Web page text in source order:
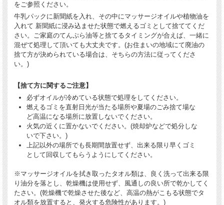
をご参照ください。
牛乳パックに新聞紙を入れ、その中にマッサージオイルや植物油を
入れて 新聞紙に浸み込ませた状態で燃えるゴミとして捨ててくだ
さい。ご家庭のてんぷら油等と捨てるタイミングが合えば、一緒に
混ぜて処理して頂いても大丈夫です。(お住まいの地域にて廃油の
捨て方が決められている場合は、そちらの方法に従ってくださ
い。)
【捨て方に関するご注意】
必ずオイルが冷めている状態で処理をしてください。
燃えるゴミを直射日光が当たる場所や夏場のごみ捨て場な
ど高温になる場所に放置しないでください。
火気の近くに置かないでください。(焼却炉などで処分しな
いで下さい。)
上記以外の場所でも長期間放置せず、出来る限り早くゴミ
として回収してもらうようにしてください。
※マッサージオイルを拭き取ったタオル類は、良く洗って出来る限
り油分を落とし、乾燥機は使用せず、風通しの良い所で乾かしてく
たさい。(乾燥機で乾燥させた後など、高温の熱がこもる状態でタ
オル類を放置すると、発火する危険性があります。)